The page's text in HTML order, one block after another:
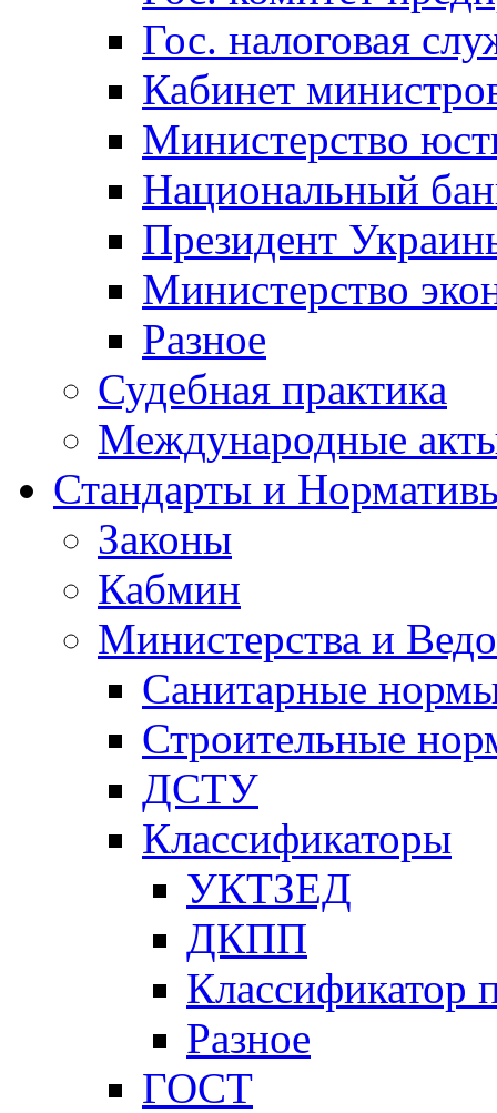
Гос. налоговая
Кабинет
Министерство
Национальный
Президент
Министерство
Разное
Судебная практика
Международные
Стандарты и
Законы
Кабмин
Министерства и
Санитарные
Строительные
ДСТУ
Классификаторы
УКТЗЕД
ДКПП
Классификатор
Разное
ГОСТ